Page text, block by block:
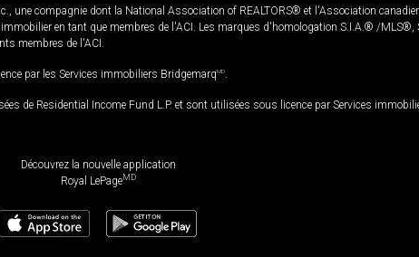
une compagnie dont la National Association of REALTORS® et l'Association
en tant que membres de l'ACI. Les marques d'homologation S.I.A.® /
membres de l'ACI.
par les Services immobiliers BridgemarqMD
de Residential Income Fund L.P. et sont utilisées sous licence par Services
Découvrez la nouvelle application
Royal LePageMD